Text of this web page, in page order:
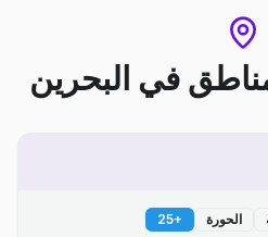
في البحرين
الحورة +
25